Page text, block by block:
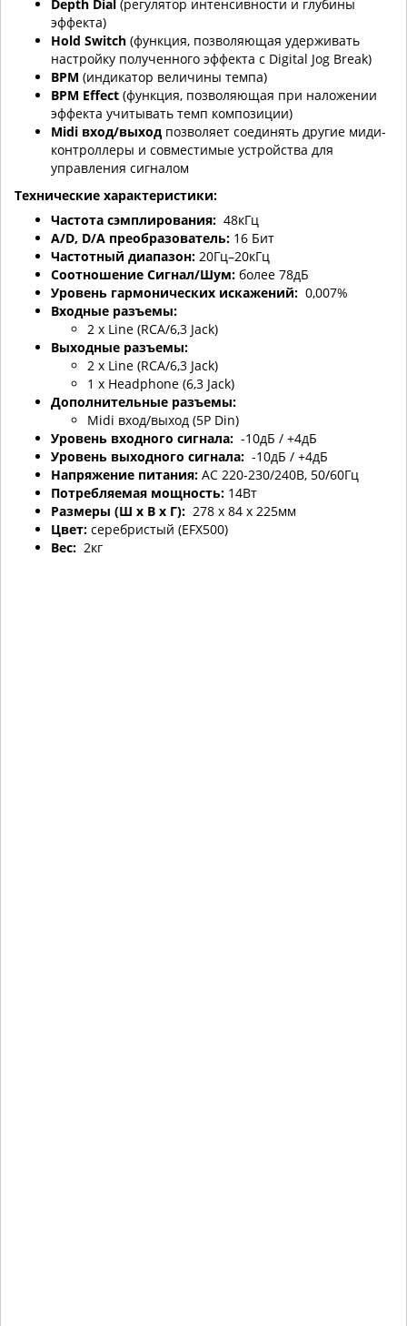
Depth Dial (регулятор интенсивности и глубины
эффекта)
Hold Switch (функция, позволяющая удерживать
настройку полученного эффекта с Digital Jog Break)
BPM (индикатор величины темпа)
BPM Effect (функция, позволяющая при наложении
эффекта учитывать темп композиции)
Midi вход/выход позволяет соединять другие миди-
контроллеры и совместимые устройства для
управления сигналом
Технические характеристики:
Частота сэмплирования: 48кГц
A/D, D/A преобразователь: 16 Бит
Частотный диапазон: 20Гц–20кГц
Соотношение Сигнал/Шум: более 78дБ
Уровень гармонических искажений: 0,007%
Входные разъемы:
2 x Line (RCA/6,3 Jack)
Выходные разъемы:
2 x Line (RCA/6,3 Jack)
1 x Headphone (6,3 Jack)
Дополнительные разъемы:
Midi вход/выход (5P Din)
Уровень входного сигнала: -10дБ / +4дБ
Уровень выходного сигнала: -10дБ / +4дБ
Напряжение питания: AC 220-230/240В, 50/60Гц
Потребляемая мощность: 14Вт
Размеры (Ш x В x Г): 278 x 84 x 225мм
Цвет: серебристый (EFX500)
Вес: 2кг